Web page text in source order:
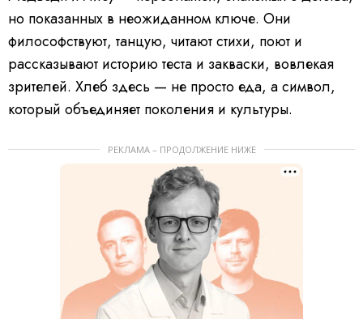
но показанных в неожиданном ключе. Они
философствуют, танцую, читают стихи, поют и
рассказывают историю теста и закваски, вовлекая
зрителей. Хлеб здесь — не просто еда, а символ,
который объединяет поколения и культуры.
РЕКЛАМА – ПРОДОЛЖЕНИЕ НИЖЕ